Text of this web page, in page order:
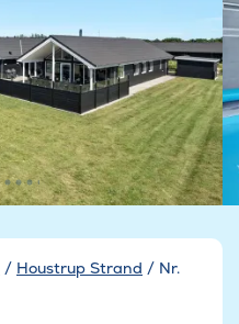
/ Houstrup Strand / Nr.